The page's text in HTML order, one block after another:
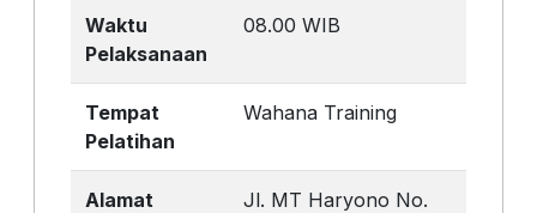
Waktu
Pelaksanaan
08.00 WIB
Tempat
Pelatihan
Wahana Training
Alamat
Jl. MT Haryono No.